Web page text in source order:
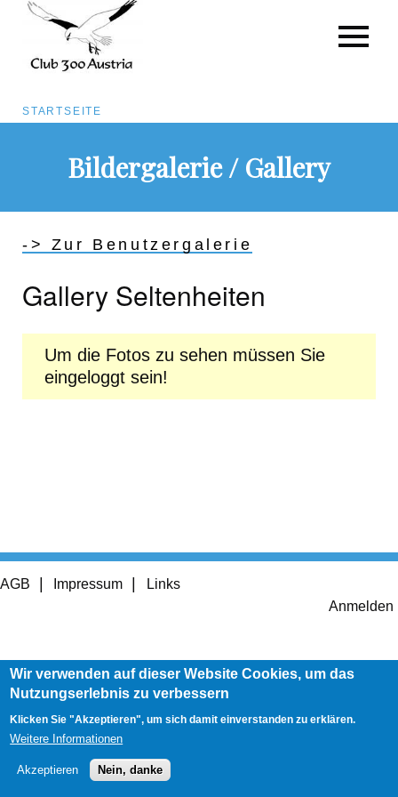
Inhalt
Pfadnavigation
STARTSEITE
Bildergalerie / Gallery
-> Zur Benutzergalerie
Gallery Seltenheiten
Um die Fotos zu sehen müssen Sie
eingeloggt sein!
Footer
AGB Impressum Links
Anmelden
Wir verwenden auf dieser Website Cookies, um das
Nutzungserlebnis zu verbessern
Klicken Sie "Akzeptieren", um sich damit einverstanden zu erklären.
Weitere Informationen
Akzeptieren Nein, danke